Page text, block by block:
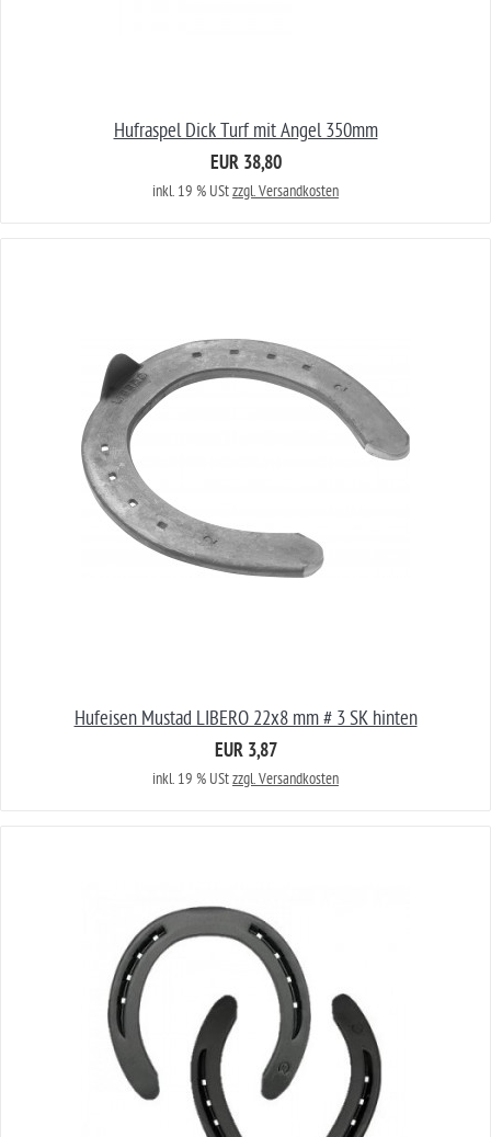
Hufraspel Dick Turf mit Angel 350mm
EUR 38,80
inkl. 19 % UStzzgl. Versandkosten
Hufeisen Mustad LIBERO 22x8 mm # 3 SK hinten
EUR 3,87
inkl. 19 % UStzzgl. Versandkosten